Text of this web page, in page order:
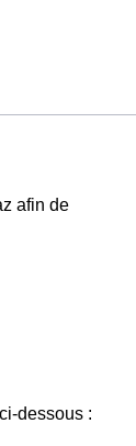
afin de
dessous :